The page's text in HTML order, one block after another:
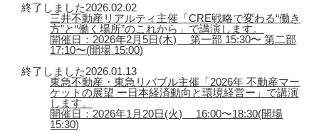
終了しました2026.02.02
三井不動産リアルティ主催「CRE戦略で変わる“働き
方”と“働く場所”のこれから」で講演します。
開催日：2026年2月5日(木) 第一部 15:30〜 第二部
17:10〜(開場 15:00)
終了しました2026.01.13
東急不動産・東急リバブル主催「2026年 不動産マー
ケットの展望 ー日本経済動向と環境経営ー」で講演
します。
開催日：2026年1月20日(火) 16:00〜18:30(開場
15:30)